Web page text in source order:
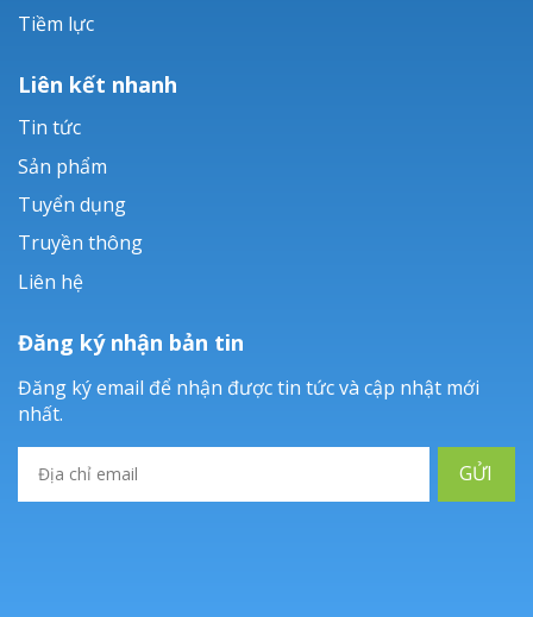
Tiềm lực
Liên kết nhanh
Tin tức
Sản phẩm
Tuyển dụng
Truyền thông
Liên hệ
Đăng ký nhận bản tin
Đăng ký email để nhận được tin tức và cập nhật mới
nhất.
GỬI